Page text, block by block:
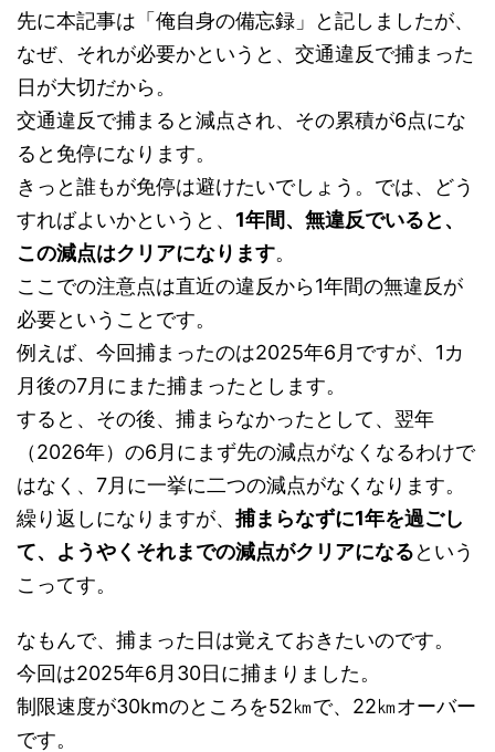
先に本記事は「俺自身の備忘録」と記しましたが、
なぜ、それが必要かというと、交通違反で捕まった
日が大切だから。
交通違反で捕まると減点され、その累積が6点にな
ると免停になります。
きっと誰もが免停は避けたいでしょう。では、どう
すればよいかというと、 1年間、無違反でいると、
この減点はクリアになります。
ここでの注意点は直近の違反から1年間の無違反が
必要ということです。
例えば、今回捕まったのは2025年6月ですが、1カ
月後の7月にまた捕まったとします。
すると、その後、捕まらなかったとして、翌年
（2026年）の6月にまず先の減点がなくなるわけで
はなく、7月に一挙に二つの減点がなくなります。
繰り返しになりますが、 捕まらなずに1年を過ごし
て、ようやくそれまでの減点がクリアになるという
こってす。
なもんで、捕まった日は覚えておきたいのです。
今回は2025年6月30日に捕まりました。
制限速度が30kmのところを52㎞で、22㎞オーバー
です。